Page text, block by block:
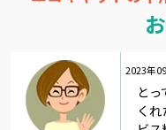
2023年
と
く